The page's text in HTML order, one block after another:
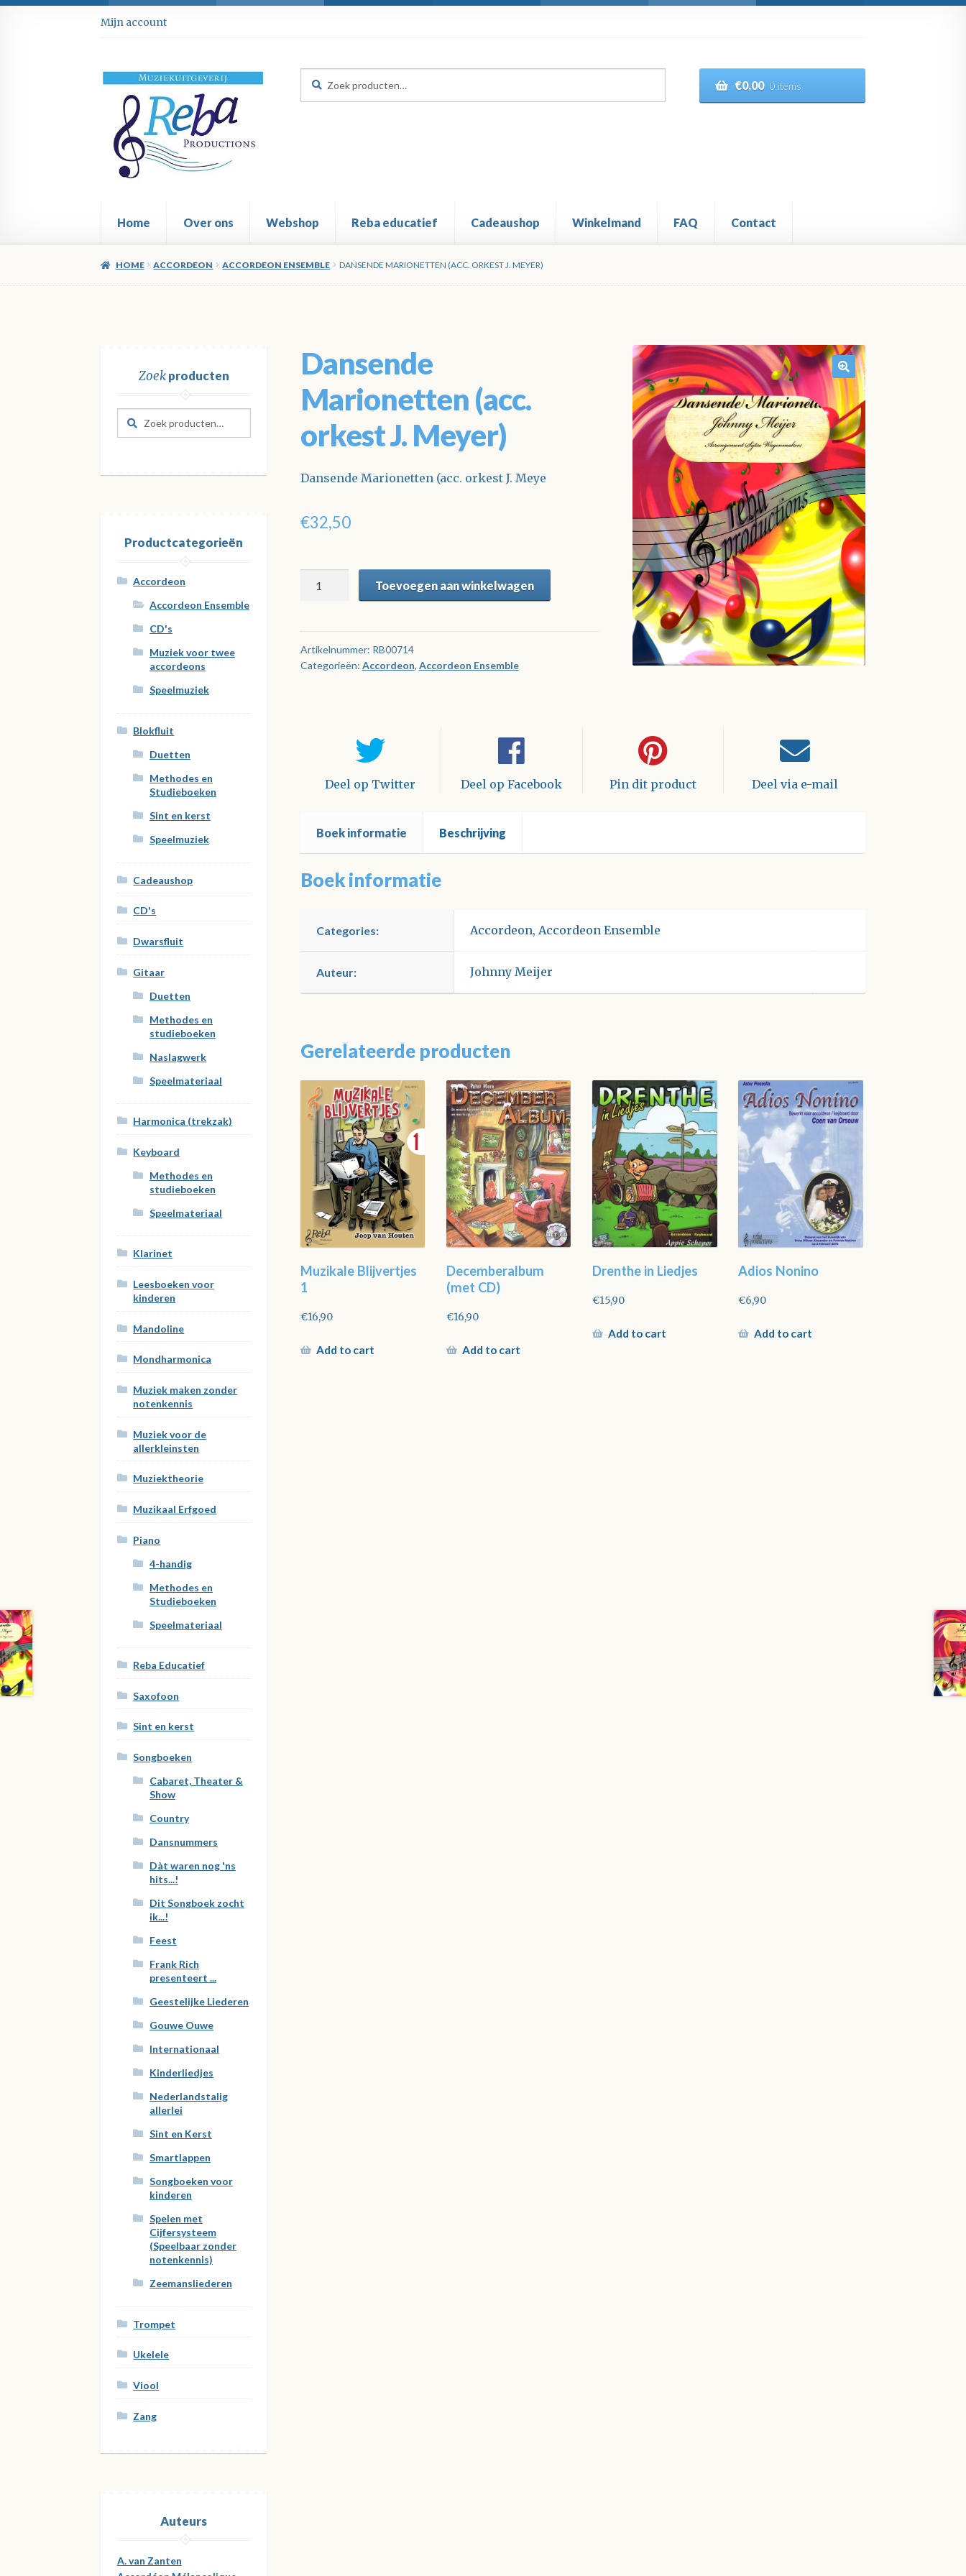
Ga
door
navigatie
Ga
direct
de
inhoud
Mijn account
naar:
€0,00 0 items
Home Over ons Webshop Reba educatief Cadeaushop Winkelmand FAQ Contact
HOME ACCORDEON ACCORDEON ENSEMBLE DANSENDE MARIONETTEN (ACC. ORKEST J. MEYER)
Dansende
Marionetten (acc.
orkest J. Meyer)
Dansende Marionetten (acc. orkest J. Meye
€32,50
Marionetten
orkest
J.
Meyer)
Toevoegen aan winkelwagen
Artikelnummer: RB00714
Categorieën: Accordeon, Accordeon Ensemble
Deel op Twitter Deel op Facebook Pin dit product Deel via e-mail
Boek informatie Beschrijving
Boek informatie
Categories: Accordeon,Accordeon Ensemble
Auteur: Johnny Meijer
Gerelateerde producten
Muzikale Blijvertjes
1
€16,90
Add to cart
Decemberalbum
(met CD)
€16,90
Add to cart
Drenthe in Liedjes
€15,90
Add to cart
Adios Nonino
€6,90
Add to cart
Zoekproducten
Zoeken
naar:
Zoeken
Productcategorieën
Accordeon
Accordeon Ensemble
CD's
Muziek voor twee
accordeons
Speelmuziek
Blokfluit
Duetten
Methodes en
Studieboeken
Sint en kerst
Speelmuziek
Cadeaushop
CD's
Dwarsfluit
Gitaar
Duetten
Methodes en
studieboeken
Naslagwerk
Speelmateriaal
Harmonica (trekzak)
Keyboard
Methodes en
studieboeken
Speelmateriaal
Klarinet
Leesboeken voor
kinderen
Mandoline
Mondharmonica
Muziek maken zonder
notenkennis
Muziek voor de
allerkleinsten
Muziektheorie
Muzikaal Erfgoed
Piano
4-handig
Methodes en
Studieboeken
Speelmateriaal
Reba Educatief
Saxofoon
Sint en kerst
Songboeken
Cabaret, Theater &
Show
Country
Dansnummers
Dàt waren nog 'ns
hits...!
Dit Songboek zocht
ik...!
Feest
Frank Rich
presenteert ...
Geestelijke Liederen
Gouwe Ouwe
Internationaal
Kinderliedjes
Nederlandstalig
allerlei
Sint en Kerst
Smartlappen
Songboeken voor
kinderen
Spelen met
Cijfersysteem
(Speelbaar zonder
notenkennis)
Zeemansliederen
Trompet
Ukelele
Viool
Zang
Auteurs
A. van Zanten